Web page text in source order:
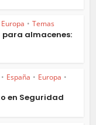
Europa • Temas
para almacenes:
• España • Europa •
en Seguridad